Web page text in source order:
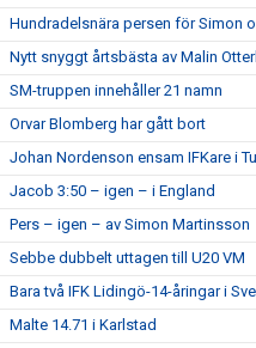
Hundradelsnära persen för Simon
Nytt snyggt årtsbästa av Malin
SM-truppen innehåller 21 namn
Orvar Blomberg har gått bort
Johan Nordenson ensam IFKare i
Jacob 3:50 – igen – i England
Pers – igen – av Simon Martinsson
Sebbe dubbelt uttagen till U20 VM
Bara två IFK Lidingö-14-åringar i
Malte 14.71 i Karlstad